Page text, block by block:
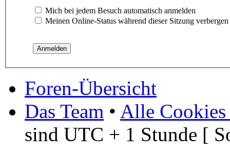
Mich bei jedem Besuch automatisch anmelden
Meinen Online-Status während dieser Sitzung verbergen
Foren-Übersicht
Das Team • Alle Cookies
sind UTC + 1 Stunde [